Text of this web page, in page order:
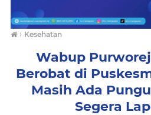
› Kesehatan
Wabup
Berobat di
Masih Ada
Segera